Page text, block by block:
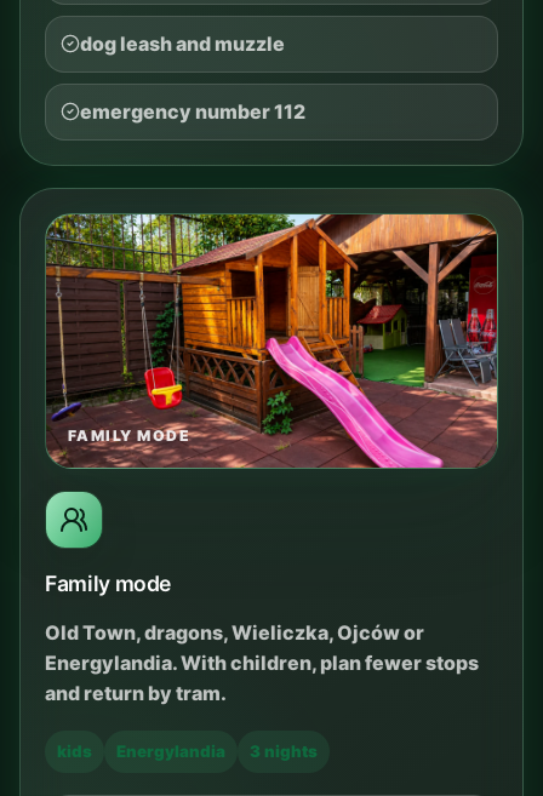
dog leash and muzzle
emergency number 112
FAMILY MODE
Family mode
Old Town, dragons, Wieliczka, Ojców or
Energylandia. With children, plan fewer stops
and return by tram.
kids Energylandia 3 nights